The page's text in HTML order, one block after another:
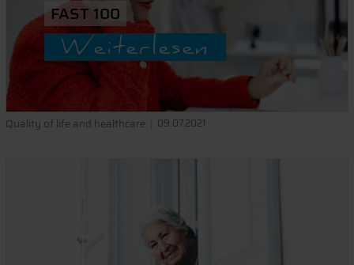
FAST 100
Weiterlesen
Quality of life and healthcare 09.07.2021